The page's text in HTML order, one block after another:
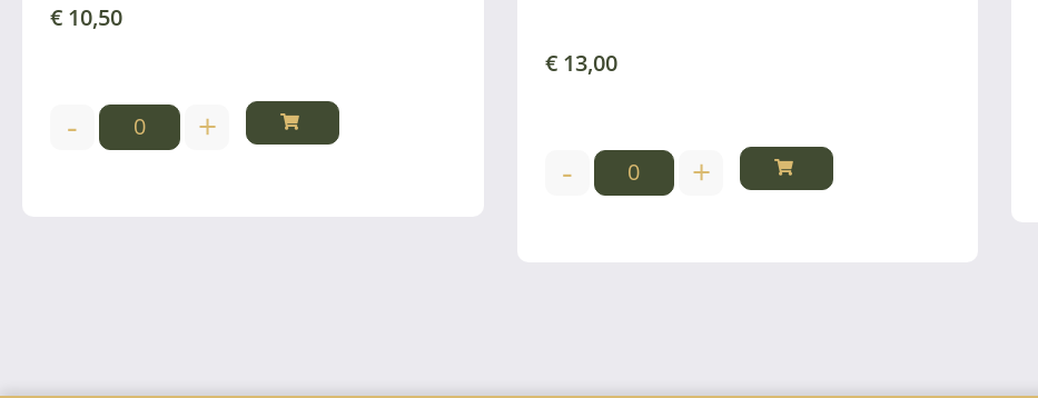
€ 10,50
- +
€13,00
- +